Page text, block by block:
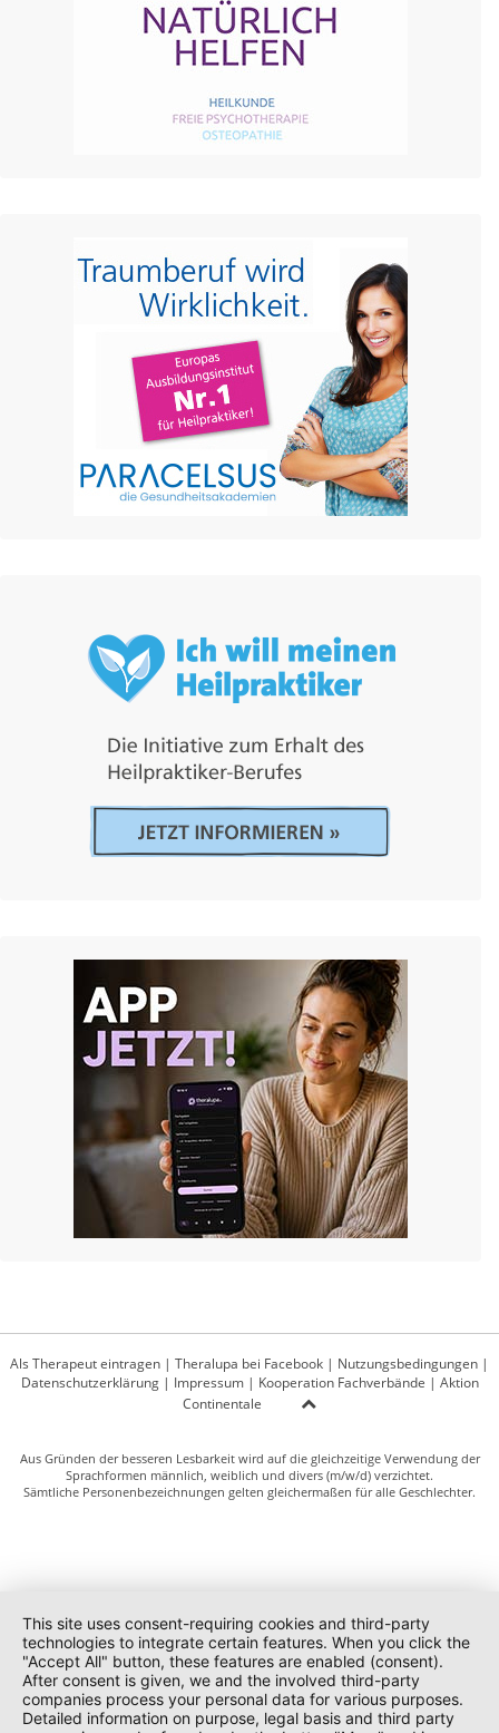
Als Therapeut eintragen | Theralupa bei Facebook | Nutzungsbedingungen |
Datenschutzerklärung| Impressum| Kooperation Fachverbände | Aktion
Continentale
Aus Gründen der besseren Lesbarkeit wird auf die gleichzeitige Verwendung der
Sprachformen männlich, weiblich und divers (m/w/d) verzichtet.
Sämtliche Personenbezeichnungen gelten gleichermaßen für alle Geschlechter.
This site uses consent-requiring cookies and third-party
technologies to integrate certain features. When you click the
"Accept All" button, these features are enabled (consent).
After consent is given, we and the involved third-party
companies process your personal data for various purposes.
Detailed information on purpose, legal basis and third party